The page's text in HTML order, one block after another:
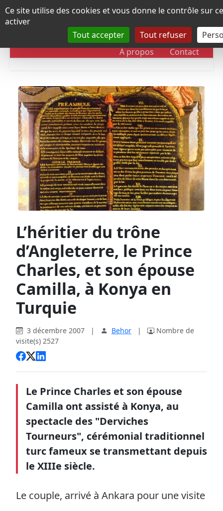
Panneau de gestion des cookies
Ce site utilise des cookies et vous donne le contrôle sur
activer
Tout accepter
Tout refuser
DOSSIERS CHRONOLOGIE
À propos Contact
L’héritier du trône
d’Angleterre, le Prince
Charles, et son épouse
Camilla, à Konya en
Turquie
3 décembre 2007 | Behor |
Nombre de
visite(s) 2527
Le Prince Charles et son épouse
Camilla ont assisté à Konya, au
spectacle des "Derviches
Tourneurs", cérémonial traditionnel
turc fameux se transmettant depuis
le XIIIe siècle.
Le couple, arrivé à Ankara pour une visite